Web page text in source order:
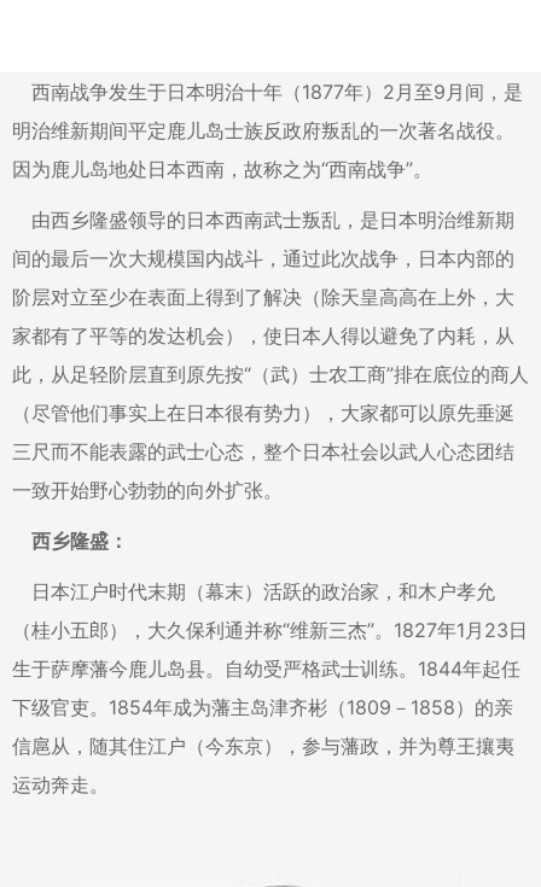
西南战争发生于日本明治十年（1877年）2月至9月间，是
明治维新期间平定鹿儿岛士族反政府叛乱的一次著名战役。
因为鹿儿岛地处日本西南，故称之为“西南战争”。
由西乡隆盛领导的日本西南武士叛乱，是日本明治维新期
间的最后一次大规模国内战斗，通过此次战争，日本内部的
阶层对立至少在表面上得到了解决（除天皇高高在上外，大
家都有了平等的发达机会），使日本人得以避免了内耗，从
此，从足轻阶层直到原先按“（武）士农工商”排在底位的商人
（尽管他们事实上在日本很有势力），大家都可以原先垂涎
三尺而不能表露的武士心态，整个日本社会以武人心态团结
一致开始野心勃勃的向外扩张。
西乡隆盛：
日本江户时代末期（幕末）活跃的政治家，和木户孝允
（桂小五郎），大久保利通并称“维新三杰”。1827年1月23日
生于萨摩藩今鹿儿岛县。自幼受严格武士训练。1844年起任
下级官吏。1854年成为藩主岛津齐彬（1809－1858）的亲
信扈从，随其住江户（今东京），参与藩政，并为尊王攘夷
运动奔走。